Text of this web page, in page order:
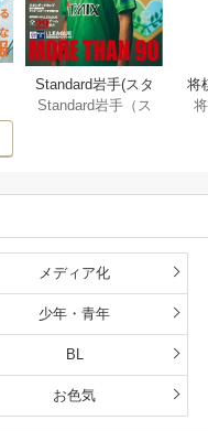
Standard岩手(スタ
ンダード岩手)
Standard岩手（ス
将
メディア化
少年・青年
BL
お色気